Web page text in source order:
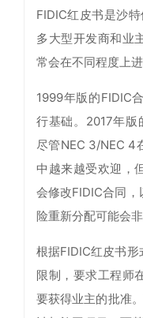
FIDIC红皮书是沙
多大型开发商和业
常会在不同程度上进
1999年版的FIDIC
行基础。2017年版
尽管NEC 3/NEC 4
中越来越受欢迎，
会修改FIDIC合同
险重新分配可能会非
根据FIDIC红皮书形
限制，要求工程师
要获得业主的批准